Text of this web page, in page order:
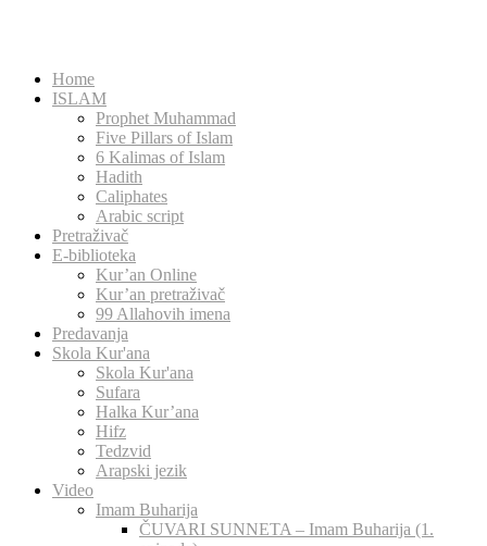
Home
ISLAM
Prophet Muhammad
Five Pillars of Islam
6 Kalimas of Islam
Hadith
Caliphates
Arabic script
Pretraživač
E-biblioteka
Kur’an Online
Kur’an pretraživač
99 Allahovih imena
Predavanja
Skola Kur'ana
Skola Kur'ana
Sufara
Halka Kur’ana
Hifz
Tedzvid
Arapski jezik
Video
Imam Buharija
ČUVARI SUNNETA – Imam Buharija (1.